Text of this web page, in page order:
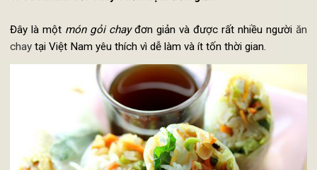
Gỏi chay nấm bào ngư giàu dinh dưỡng
Đầu tiên, rửa sạch các loại rau củ. Sau đó, thái ớt chuông,
chuột, nấm, cà rốt và bóc vỏ hành. Kế đến, cho dầu ăn
trong chảo rồi cho nấm, ớt chuông và hành vào đảo cùng
ít muối và hạt tiêu. Đến khi chín, cho ra khỏi chảo và để vào